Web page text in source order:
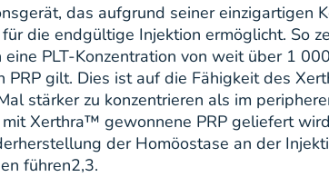
das aufgrund seiner einzigartigen
die endgültige Injektion ermöglicht. So
PLT-Konzentration von weit über 1
gilt. Dies ist auf die Fähigkeit des
stärker zu konzentrieren als im
Xerthra™ gewonnene PRP geliefert
der Homöostase an der
führen2,3.